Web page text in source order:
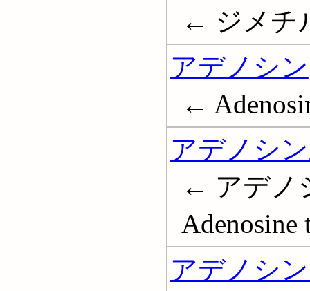
← ジメチ
アデノシン
←
アデノシ
← アデノ
Adenosine
アデノシ